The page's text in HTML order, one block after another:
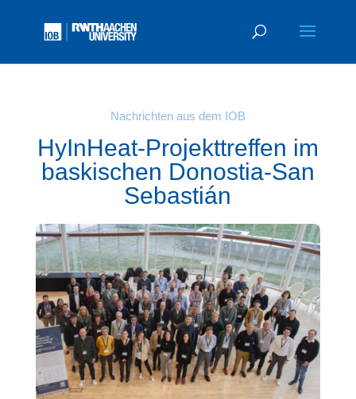
Nachrichten aus dem IOB
HyInHeat-Projekttreffen im
baskischen Donostia-San
Sebastián